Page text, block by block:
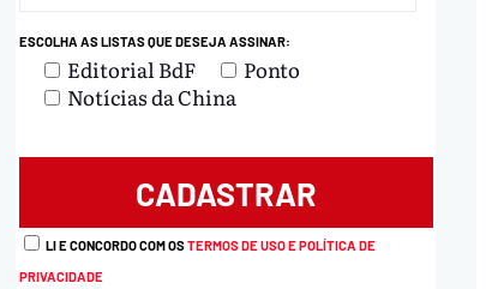
ESCOLHA AS LISTAS QUE DESEJA ASSINAR:
Editorial BdF
Ponto
Notícias da China
LI E CONCORDO COM OSTERMOS DE USO E POLÍTICA DE
PRIVACIDADE